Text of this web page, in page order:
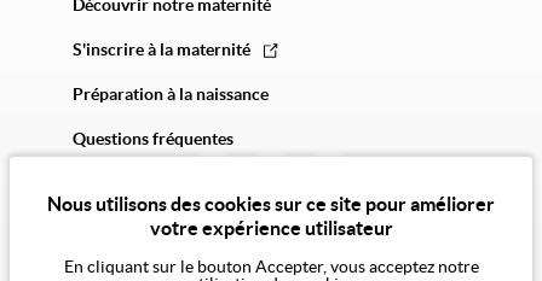
Nous utilisons des cookies sur ce site pour améliorer
votre expérience utilisateur
En cliquant sur le bouton Accepter, vous acceptez notre
Découvrir notre maternité
S'inscrire à la maternité
Préparation à la naissance
Questions fréquentes